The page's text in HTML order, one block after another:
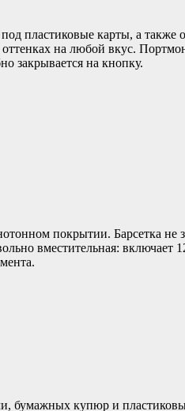
пластиковые карты, а
на любой вкус.
закрывается на кнопку.
покрытии. Барсетка не
вместительная: включает
бумажных купюр и